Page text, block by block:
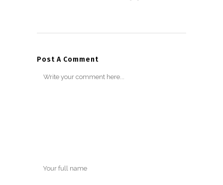
Post A Comment